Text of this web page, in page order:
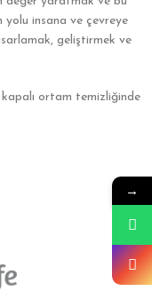
yolu insana ve çevreye
geliştirmek ve
kapalı ortam temizliğinde
→